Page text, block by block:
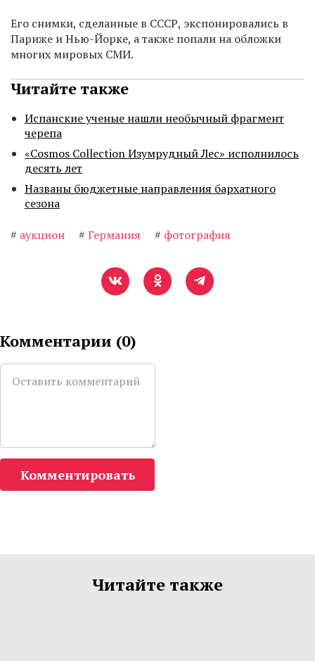
Его снимки, сделанные в СССР, экспонировались в
Париже и Нью-Йорке, а также попали на обложки
многих мировых СМИ.
Читайте также
Испанские ученые нашли необычный фрагмент
черепа
«Cosmos Collection Изумрудный Лес» исполнилось
десять лет
Названы бюджетные направления бархатного
сезона
# аукцион # Германия # фотография
Комментарии (0)
Комментировать
Читайте также